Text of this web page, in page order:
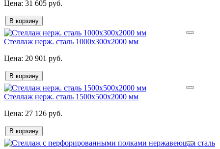
31 605 руб.
В корзину
Стеллаж нерж. сталь 1000х300х2000 мм
20 901 руб.
В корзину
Стеллаж нерж. сталь 1500х500х2000 мм
27 126 руб.
В корзину